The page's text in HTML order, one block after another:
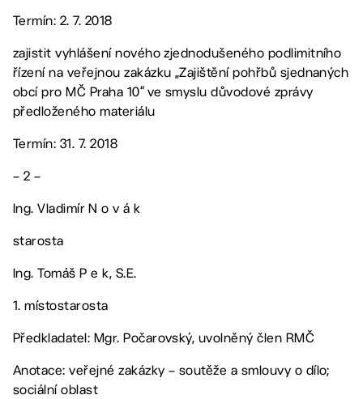
Termín: 2. 7. 2018
zajistit vyhlášení nového zjednodušeného podlimitního
řízení na veřejnou zakázku „Zajištění pohřbů sjednaných
obcí pro MČ Praha 10“ ve smyslu důvodové zprávy
předloženého materiálu
Termín: 31. 7. 2018
– 2 –
Ing. Vladimír N o v á k
starosta
Ing. Tomáš P e k, S.E.
1. místostarosta
Předkladatel: Mgr. Počarovský, uvolněný člen RMČ
Anotace: veřejné zakázky – soutěže a smlouvy o dílo;
sociální oblast